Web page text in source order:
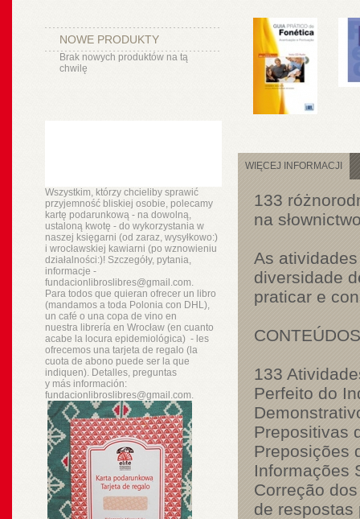
NOWE PRODUKTY
Brak nowych produktów na tą
chwilę
Wszystkim, którzy chcieliby sprawić
przyjemność bliskiej osobie, polecamy
kartę podarunkową - na dowolną,
ustaloną kwotę - do wykorzystania w
naszej księgarni (od zaraz, wysyłkowo:)
i wrocławskiej kawiarni (po wznowieniu
działalności:)! Szczegóły, pytania,
informacje -
fundacionlibroslibres@gmail.com.
Para todos que quieran ofrecer un libro
(mandamos a toda Polonia con DHL),
un café o una copa de vino en
nuestra libreríaen Wrocław (en cuanto
acabe la locura epidemiológica) - les
ofrecemos una tarjeta de regalo (la
cuota de abono puede ser la que
indiquen). Detalles, preguntas
y másinformación:
fundacionlibroslibres@gmail.com.
WIĘCEJ INFORMACJI
133
na
As
diversidade
praticar e
CONTEÚDOS
133
Perfeito do
Prepositivas
Preposições
Informações
Correção
de respostas